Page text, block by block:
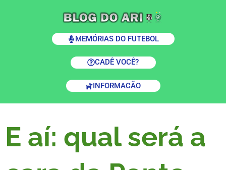
MEMÓRIAS DO FUTEBOL
CADÊ VOCÊ?
INFORMACÃO
E aí: qual será a